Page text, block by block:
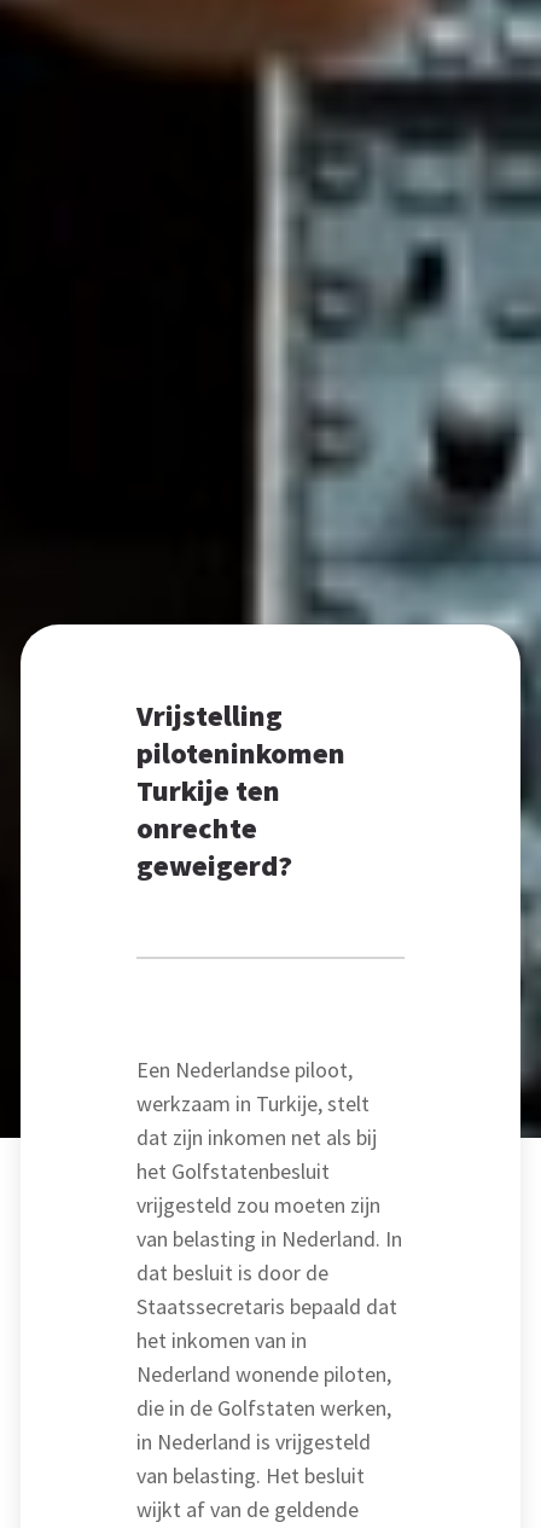
Vrijstelling
piloteninkomen
Turkije ten
onrechte
geweigerd?
Een Nederlandse piloot,
werkzaam in Turkije, stelt
dat zijn inkomen net als bij
het Golfstatenbesluit
vrijgesteld zou moeten zijn
van belasting in Nederland. In
dat besluit is door de
Staatssecretaris bepaald dat
het inkomen van in
Nederland wonende piloten,
die in de Golfstaten werken,
in Nederland is vrijgesteld
van belasting. Het besluit
wijkt af van de geldende